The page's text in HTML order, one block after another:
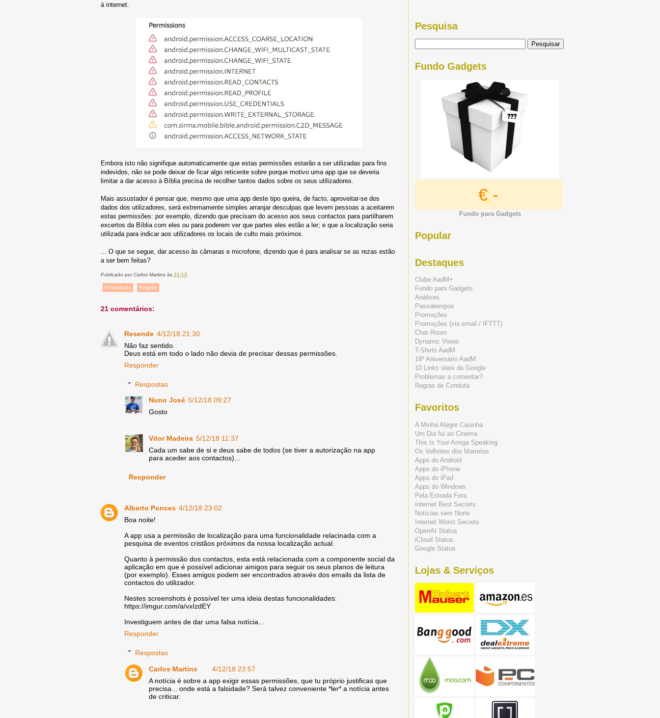
à internet.
Embora isto não signifique automaticamente que estas permissões estarão a ser utilizadas para fins
indevidos, não se pode deixar de ficar algo reticente sobre porque motivo uma app que se deveria
limitar a dar acesso à Bíblia precisa de recolher tantos dados sobre os seus utilizadores.
Mais assustador é pensar que, mesmo que uma app deste tipo queira, de facto, aproveitar-se dos
dados dos utilizadores, será extremamente simples arranjar desculpas que levem pessoas a aceitarem
estas permissões: por exemplo, dizendo que precisam do acesso aos seus contactos para partilharem
excertos da Bíblia com eles ou para poderem ver que partes eles estão a ler; e que a localização seria
utilizada para indicar aos utilizadores os locais de culto mais próximos.
... O que se segue, dar acesso às câmaras e microfone, dizendo que é para analisar se as rezas estão
a ser bem feitas?
Publicado porCarlos Martins às 21:13
Privacidade Religião
21 comentários:
Resende 4/12/18 21:30
Não faz sentido.
Deus está em todo o lado não devia de precisar dessas permissões.
Responder
Respostas
Nuno José 5/12/18 09:27
Gosto
Vitor Madeira 5/12/18 11:37
Cada um sabe de si e deus sabe de todos (se tiver a autorização na app
para aceder aos contactos)...
Responder
Alberto Ponces 4/12/18 23:02
Boa noite!
A app usa a permissão de localização para uma funcionalidade relacinada com a
pesquisa de eventos cristãos próximos da nossa localização actual.
Quanto à permissão dos contactos, esta está relacionada com a componente social da
aplicação em que é possível adicionar amigos para seguir os seus planos de leitura
(por exemplo). Esses amigos podem ser encontrados através dos emails da lista de
contactos do utilizador.
Nestes screenshots é possível ter uma ideia destas funcionalidades:
https://imgur.com/a/vxIzdEY
Investiguem antes de dar uma falsa notícia...
Responder
Respostas
Carlos Martins
4/12/18 23:57
A notícia é sobre a app exigir essas permissões, que tu próprio justificas que
precisa... onde está a falsidade? Será talvez conveniente *ler* a notícia antes
de criticar.
Pesquisa
Fundo Gadgets
€ -
Fundo para Gadgets
Popular
Destaques
Clube AadM+
Fundo para Gadgets
Análises
Passatempos
Promoções
Promoções (via email / IFTTT)
Chat Room
Dynamic Views
T-Shirts AadM
18º Aniversário AadM
10 Links úteis do Google
Problemas a comentar?
Regras de Conduta
Favoritos
A Minha Alegre Casinha
Um Dia fui ao Cinema
This Is Your Amiga Speaking
Os Velhotes dos Marretas
Apps do Android
Apps do iPhone
Apps do iPad
Apps do Windows
Pela Estrada Fora
Internet Best Secrets
Notícias sem Norte
Internet Worst Secrets
OpenAI Status
iCloud Status
Google Status
Lojas & Serviços